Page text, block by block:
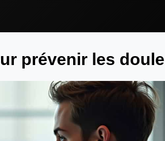
prévenir les